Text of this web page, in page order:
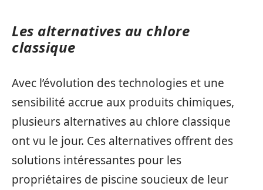
Les alternatives au chlore
classique
Avec l’évolution des technologies et une
sensibilité accrue aux produits chimiques,
plusieurs alternatives au chlore classique
ont vu le jour. Ces alternatives offrent des
solutions intéressantes pour les
propriétaires de piscine soucieux de leur